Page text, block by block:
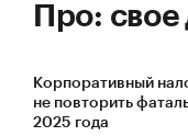
Про: свое
Корпоративный
не повторить
2025 года